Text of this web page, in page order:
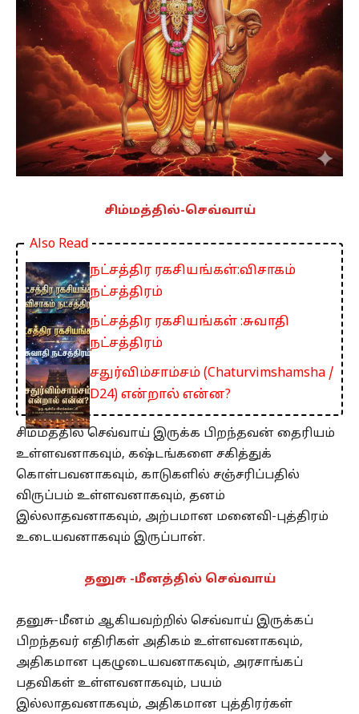
சிம்மத்தில்-செவ்வாய்
Also Read
நட்சத்திர ரகசியங்கள்:விசாகம்
நட்சத்திரம்
நட்சத்திர ரகசியங்கள் :சுவாதி
நட்சத்திரம்
சதுர்விம்சாம்சம் (Chaturvimshamsha /
D24) என்றால் என்ன?
சிம்மத்தில் செவ்வாய் இருக்க பிறந்தவன் தைரியம்
உள்ளவனாகவும், கஷ்டங்களை சகித்துக்
கொள்பவனாகவும், காடுகளில் சஞ்சரிப்பதில்
விருப்பம் உள்ளவனாகவும், தனம்
இல்லாதவனாகவும், அற்பமான மனைவி-புத்திரம்
உடையவனாகவும் இருப்பான்.
தனுசு -மீனத்தில் செவ்வாய்
தனுசு-மீனம் ஆகியவற்றில் செவ்வாய் இருக்கப்
பிறந்தவர் எதிரிகள் அதிகம் உள்ளவனாகவும்,
அதிகமான புகழுடையவனாகவும், அரசாங்கப்
பதவிகள் உள்ளவனாகவும், பயம்
இல்லாதவனாகவும், அதிகமான புத்திரர்கள்